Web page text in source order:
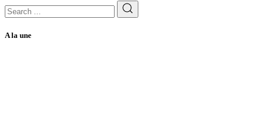
A la une